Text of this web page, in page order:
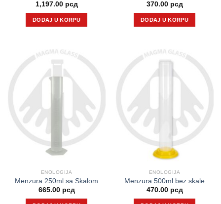
1,197.00 рсд
DODAJ U KORPU
370.00 рсд
DODAJ U KORPU
ENOLOGIJA
Menzura 250ml sa Skalom
665.00 рсд
ENOLOGIJA
Menzura 500ml bez skale
470.00 рсд